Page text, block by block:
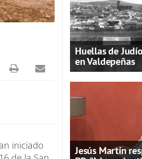
iniciado
Huellas de
en Valdepeñas
Jesús Martín